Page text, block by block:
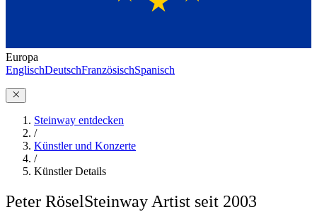
Europa
EnglischDeutschFranzösischSpanisch
Steinway entdecken
/
Künstler und Konzerte
/
Künstler Details
Peter RöselSteinway Artist seit 2003